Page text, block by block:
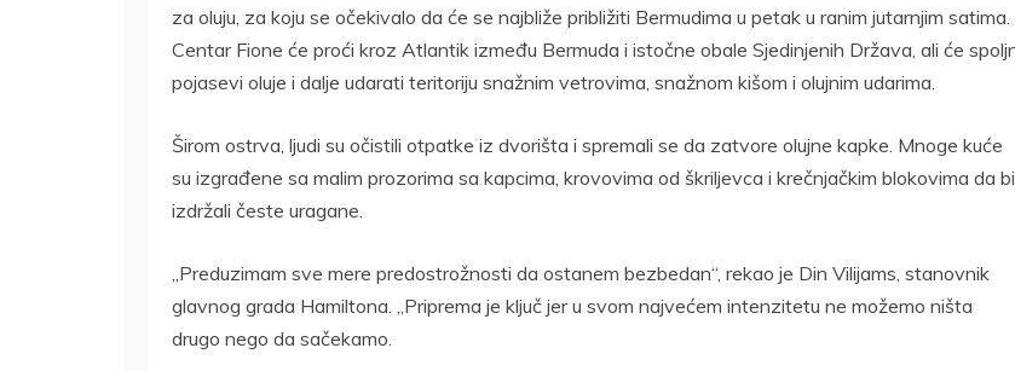
za oluju, za koju se očekivalo da će se najbliže približiti Bermudima u petak u ranim jutarnjim satima.
Centar Fione će proći kroz Atlantik između Bermuda i istočne obale Sjedinjenih Država, ali će
pojasevi oluje i dalje udarati teritoriju snažnim vetrovima, snažnom kišom i olujnim udarima.
Širom ostrva, ljudi su očistili otpatke iz dvorišta i spremali se da zatvore olujne kapke. Mnoge kuće
su izgrađene sa malim prozorima sa kapcima, krovovima od škriljevca i krečnjačkim blokovima da bi
izdržali česte uragane.
„Preduzimam sve mere predostrožnosti da ostanem bezbedan“, rekao je Din Vilijams, stanovnik
glavnog grada Hamiltona. „Priprema je ključ jer u svom najvećem intenzitetu ne možemo ništa
drugo nego da sačekamo.